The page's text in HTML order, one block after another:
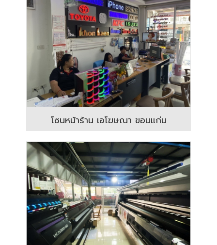
โซนหน้าร้าน เอโฆษณา ขอนแก่น